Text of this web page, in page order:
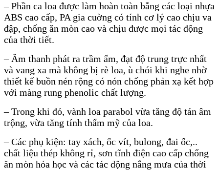
– Phần ca loa được làm hoàn toàn bằng các loại nhựa
ABS cao cấp, PA gia cuờng có tính cơ lý cao chịu va
đập, chống ăn mòn cao và chịu được mọi tác động
của thời tiết.
– Âm thanh phát ra trầm ấm, đạt độ trung trực nhất
và vang xa mà không bị rè loa, ù chói khi nghe nhờ
thiết kế buồn nén rộng có nón chống phản xạ kết hợp
với màng rung phenolic chất lượng.
– Trong khi đó, vành loa parabol vừa tăng độ tán âm
trộng, vừa tăng tính thẩm mỹ của loa.
– Các phụ kiện: tay xách, ốc vít, bulong, đai ốc,..
chất liệu thép không rỉ, sơn tĩnh điện cao cấp chống
ăn mòn hóa học và các tác động nắng mưa của thời